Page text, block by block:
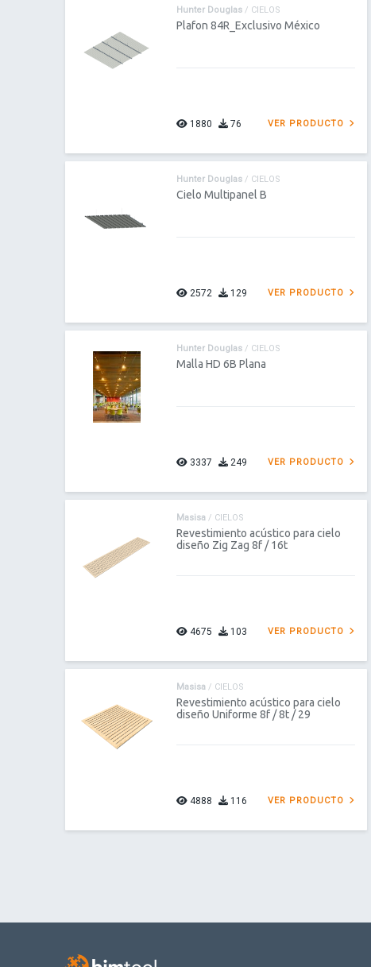
Hunter Douglas / CIELOS
Plafon 84R_Exclusivo México
1880 76 VER PRODUCTO
Hunter Douglas / CIELOS
Cielo Multipanel B
2572 129 VER PRODUCTO
Hunter Douglas / CIELOS
Malla HD 6B Plana
3337 249 VER PRODUCTO
Masisa / CIELOS
Revestimiento acústico para cielo
diseño Zig Zag 8f / 16t
4675 103 VER PRODUCTO
Masisa / CIELOS
Revestimiento acústico para cielo
diseño Uniforme 8f / 8t / 29
4888 116 VER PRODUCTO